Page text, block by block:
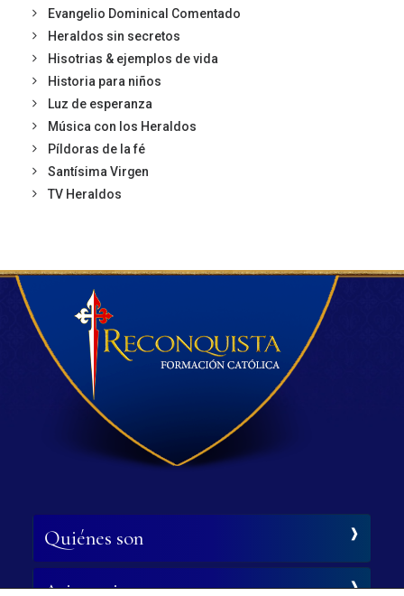
Evangelio Dominical Comentado
Heraldos sin secretos
Hisotrias & ejemplos de vida
Historia para niños
Luz de esperanza
Música con los Heraldos
Píldoras de la fé
Santísima Virgen
TV Heraldos
Quiénes son